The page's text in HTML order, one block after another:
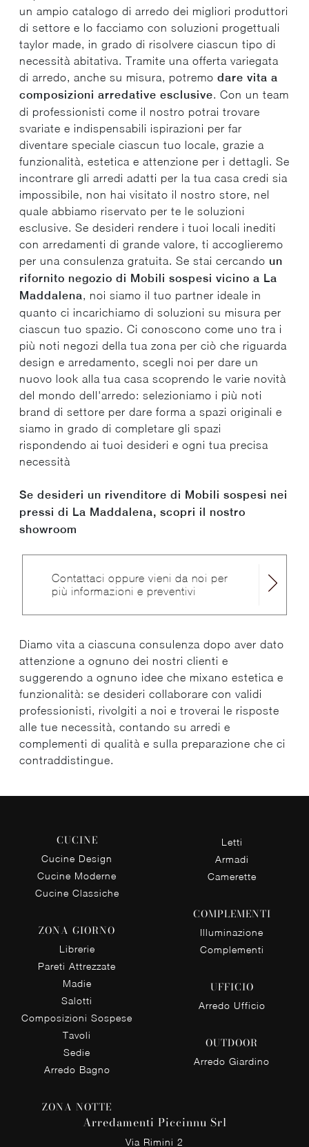
un ampio catalogo di arredo dei migliori produttori
di settore e lo facciamo con soluzioni progettuali
taylor made, in grado di risolvere ciascun tipo di
necessità abitativa. Tramite una offerta variegata
di arredo, anche su misura, potremo dare vita a
composizioni arredative esclusive. Con un team
di professionisti come il nostro potrai trovare
svariate e indispensabili ispirazioni per far
diventare speciale ciascun tuo locale, grazie a
funzionalità, estetica e attenzione per i dettagli. Se
incontrare gli arredi adatti per la tua casa credi sia
impossibile, non hai visitato il nostro store, nel
quale abbiamo riservato per te le soluzioni
esclusive. Se desideri rendere i tuoi locali inediti
con arredamenti di grande valore, ti accoglieremo
per una consulenza gratuita. Se stai cercando un
rifornito negozio di Mobili sospesi vicino a La
Maddalena, noi siamo il tuo partner ideale in
quanto ci incarichiamo di soluzioni su misura per
ciascun tuo spazio. Ci conoscono come uno tra i
più noti negozi della tua zona per ciò che riguarda
design e arredamento, scegli noi per dare un
nuovo look alla tua casa scoprendo le varie novità
del mondo dell'arredo: selezioniamo i più noti
brand di settore per dare forma a spazi originali e
siamo in grado di completare gli spazi
rispondendo ai tuoi desideri e ogni tua precisa
necessità
Se desideri un rivenditore di Mobili sospesi nei
pressi di La Maddalena, scopri il nostro
showroom
Contattaci oppure vieni da noi per
più informazioni e preventivi
Diamo vita a ciascuna consulenza dopo aver dato
attenzione a ognuno dei nostri clienti e
suggerendo a ognuno idee che mixano estetica e
funzionalità: se desideri collaborare con validi
professionisti, rivolgiti a noi e troverai le risposte
alle tue necessità, contando su arredi e
complementi di qualità e sulla preparazione che ci
contraddistingue.
CUCINE
Cucine Design
Cucine Moderne
Cucine Classiche
ZONA GIORNO
Librerie
Pareti Attrezzate
Madie
Salotti
Composizioni Sospese
Tavoli
Sedie
Arredo Bagno
ZONA NOTTE
Letti
Armadi
Camerette
COMPLEMENTI
Illuminazione
Complementi
UFFICIO
Arredo Ufficio
OUTDOOR
Arredo Giardino
Arredamenti Piccinnu Srl
Via Rimini 2